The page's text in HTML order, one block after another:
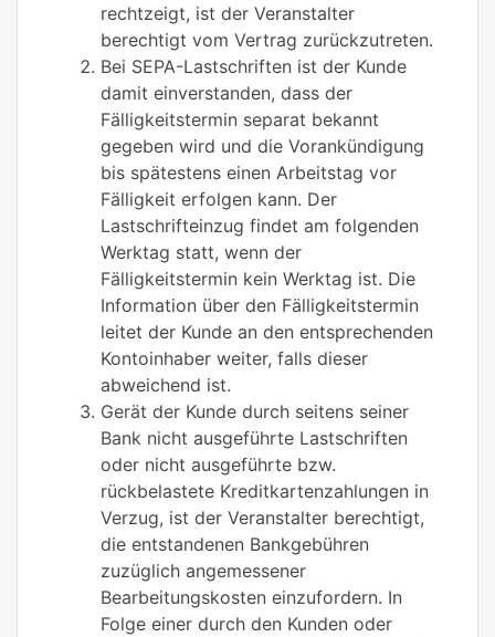
rechtzeigt, ist der Veranstalter
berechtigt vom Vertrag zurückzutreten.
Bei SEPA-Lastschriften ist der Kunde
damit einverstanden, dass der
Fälligkeitstermin separat bekannt
gegeben wird und die Vorankündigung
bis spätestens einen Arbeitstag vor
Fälligkeit erfolgen kann. Der
Lastschrifteinzug findet am folgenden
Werktag statt, wenn der
Fälligkeitstermin kein Werktag ist. Die
Information über den Fälligkeitstermin
leitet der Kunde an den entsprechenden
Kontoinhaber weiter, falls dieser
abweichend ist.
Gerät der Kunde durch seitens seiner
Bank nicht ausgeführte Lastschriften
oder nicht ausgeführte bzw.
rückbelastete Kreditkartenzahlungen in
Verzug, ist der Veranstalter berechtigt,
die entstandenen Bankgebühren
zuzüglich angemessener
Bearbeitungskosten einzufordern. In
Folge einer durch den Kunden oder